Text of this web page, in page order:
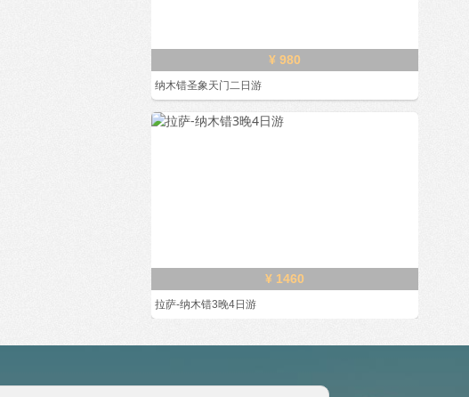
¥ 980
纳木错圣象天门二日游
¥ 1460
拉萨-纳木错3晚4日游